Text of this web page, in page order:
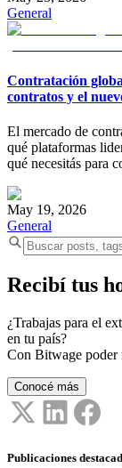
General
Contratación
contratos y el
El mercado de
qué plataformas
qué necesitás para
May 19, 2026
General
Recibí tus
¿Trabajas para el
en tu país?
Con Bitwage poder
Conocé más
Publicaciones